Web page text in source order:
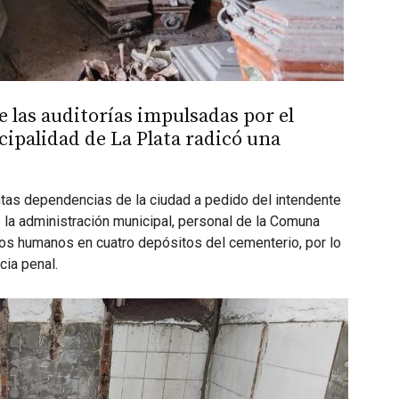
las auditorías impulsadas por el
de La Plata radicó una
dependencias de la ciudad a pedido del intendente
administración municipal, personal de la Comuna
humanos en cuatro depósitos del cementerio, por lo
penal.